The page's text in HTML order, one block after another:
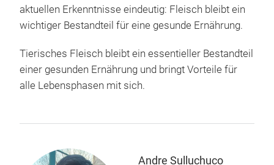
aktuellen Erkenntnisse eindeutig: Fleisch bleibt ein
wichtiger Bestandteil für eine gesunde Ernährung.
Tierisches Fleisch bleibt ein essentieller Bestandteil
einer gesunden Ernährung und bringt Vorteile für
alle Lebensphasen mit sich.
Andre Sulluchuco